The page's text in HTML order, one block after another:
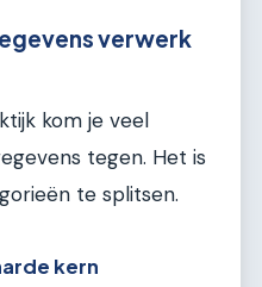
verwerk
kom je veel
tegen. Het is
te splitsen.
kern